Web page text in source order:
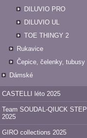
DILUVIO PRO
DILUVIO UL
TOE THINGY 2
Rukavice
Čepice, čelenky, tubusy
Dámské
CASTELLI léto 2025
Team SOUDAL-QIUCK STEP
2025
GIRO collections 2025